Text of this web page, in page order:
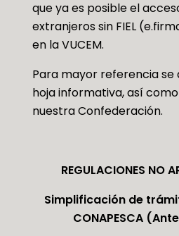
que ya es posible el
extranjeros sin FIEL
en la VUCEM.
Para mayor referencia se
hoja informativa, así
nuestra Confederación.
REGULACIONES NO
Simplificación de
CONAPESCA